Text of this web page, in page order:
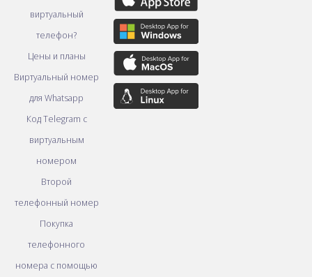
виртуальный
телефон?
Цены и планы
Виртуальный номер
для Whatsapp
Код Telegram с
виртуальным
номером
Второй
телефонный номер
Покупка
телефонного
номера с помощью